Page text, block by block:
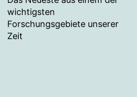
wichtigsten
Forschungsgebiete unserer
Zeit